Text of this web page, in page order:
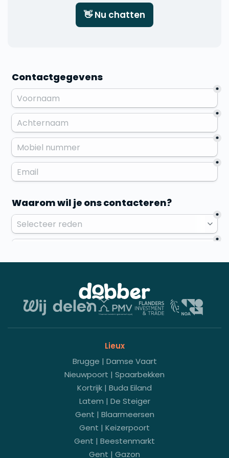
👋 Nu chatten
Lieux
Brugge | Damse Vaart
Nieuwpoort | Spaarbekken
Kortrijk | Buda Eiland
Latem | De Steiger
Gent | Blaarmeersen
Gent | Keizerpoort
Gent | Beestenmarkt
Gent | Gazon